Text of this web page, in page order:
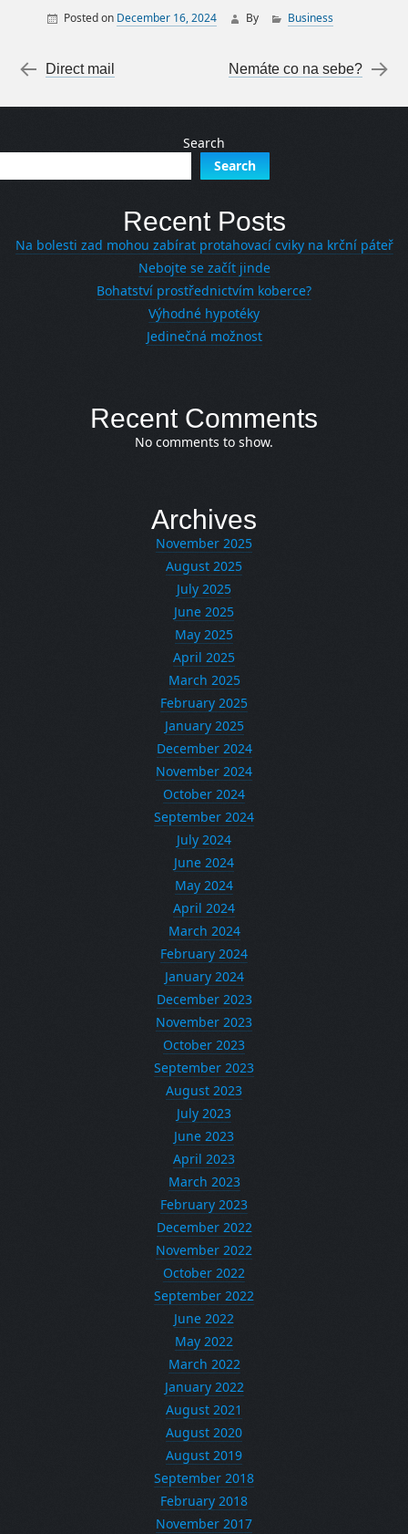
Posted on December 16, 2024 By Business
Post navigation
←
Direct mail Nemáte co na sebe? →
Search
Search
Recent Posts
Na bolesti zad mohou zabírat protahovací cviky na krční páteř
Nebojte se začít jinde
Bohatství prostřednictvím koberce?
Výhodné hypotéky
Jedinečná možnost
Recent Comments
No comments to show.
Archives
November 2025
August 2025
July 2025
June 2025
May 2025
April 2025
March 2025
February 2025
January 2025
December 2024
November 2024
October 2024
September 2024
July 2024
June 2024
May 2024
April 2024
March 2024
February 2024
January 2024
December 2023
November 2023
October 2023
September 2023
August 2023
July 2023
June 2023
April 2023
March 2023
February 2023
December 2022
November 2022
October 2022
September 2022
June 2022
May 2022
March 2022
January 2022
August 2021
August 2020
August 2019
September 2018
February 2018
November 2017